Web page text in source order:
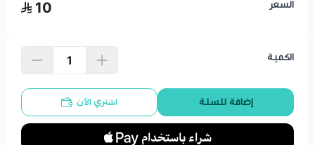
السعر 10
الكمية
إضافة للسلة اشتري الآن